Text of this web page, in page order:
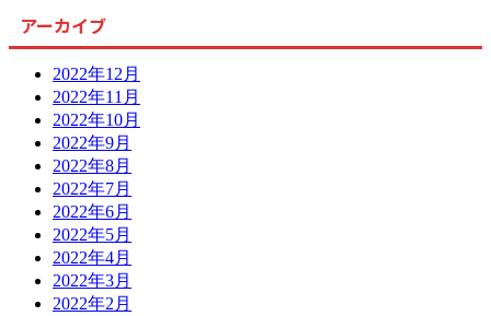
アーカイブ
2022年12月
2022年11月
2022年10月
2022年9月
2022年8月
2022年7月
2022年6月
2022年5月
2022年4月
2022年3月
2022年2月